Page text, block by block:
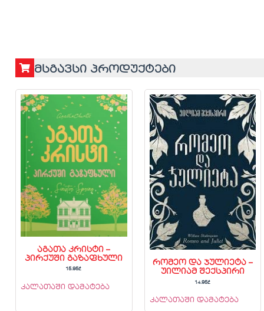
მსგავსი პროდუქტები
აგათა კრისტი –
პირქუში გაზაფხული
15.95₾
კალათაში დამატება
რომეო და ჯულიეტა –
უილიამ შექსპირი
14.95₾
კალათაში დამატება